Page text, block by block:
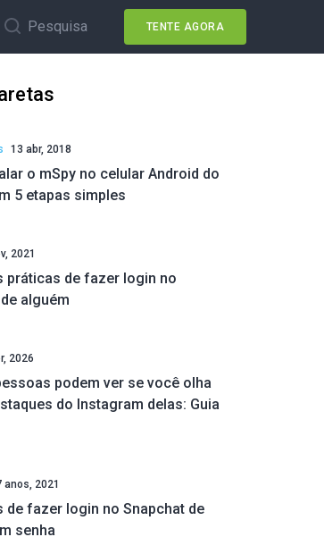
Pesquisa TENTE AGORA
13 abr, 2018
o mSpy no celular Android do
5 etapas simples
2021
práticas de fazer login no
alguém
2026
podem ver se você olha
do Instagram delas: Guia
anos, 2021
de fazer login no Snapchat de
senha